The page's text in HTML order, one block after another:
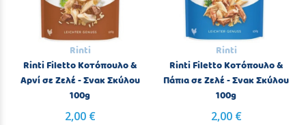
Rinti
Rinti Filetto Κοτόπουλο &
Αρνί σε Ζελέ - Σνακ Σκύλου
100g
2,00 €
Rinti
Rinti Filetto Κοτόπουλο &
Πάπια σε Ζελέ - Σνακ Σκύλου
100g
2,00 €